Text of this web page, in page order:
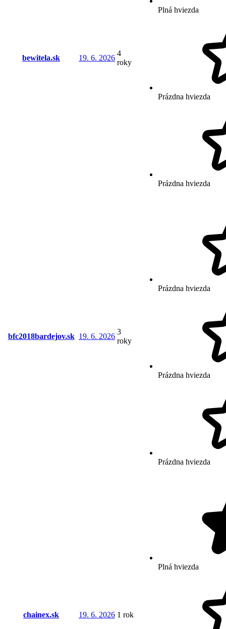
bewitela.sk 19. 6. 2026
4
roky
Plná hviezda
Prázdna hviezda
Prázdna hviezda
bfc2018bardejov.sk 19. 6. 2026
3
roky
Prázdna hviezda
Prázdna hviezda
Prázdna hviezda
chainex.sk 19. 6. 2026 1 rok
Plná hviezda